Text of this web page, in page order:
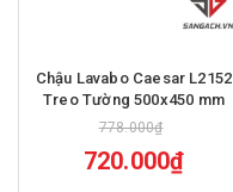
Chậu Lavabo Caesar L2152
Treo Tường 500x450 mm
778.000₫
720.000₫